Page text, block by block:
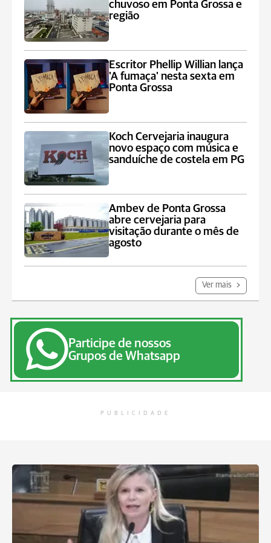
chuvoso em Ponta Grossa e
região
Escritor Phellip Willian lança
'A fumaça' nesta sexta em
Ponta Grossa
Koch Cervejaria inaugura
novo espaço com música e
sanduíche de costela em PG
Ambev de Ponta Grossa
abre cervejaria para
visitação durante o mês de
agosto
Ver mais
Participe de nossos
Grupos de Whatsapp
PUBLICIDADE